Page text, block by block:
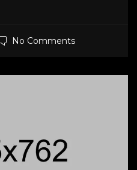
No Comments